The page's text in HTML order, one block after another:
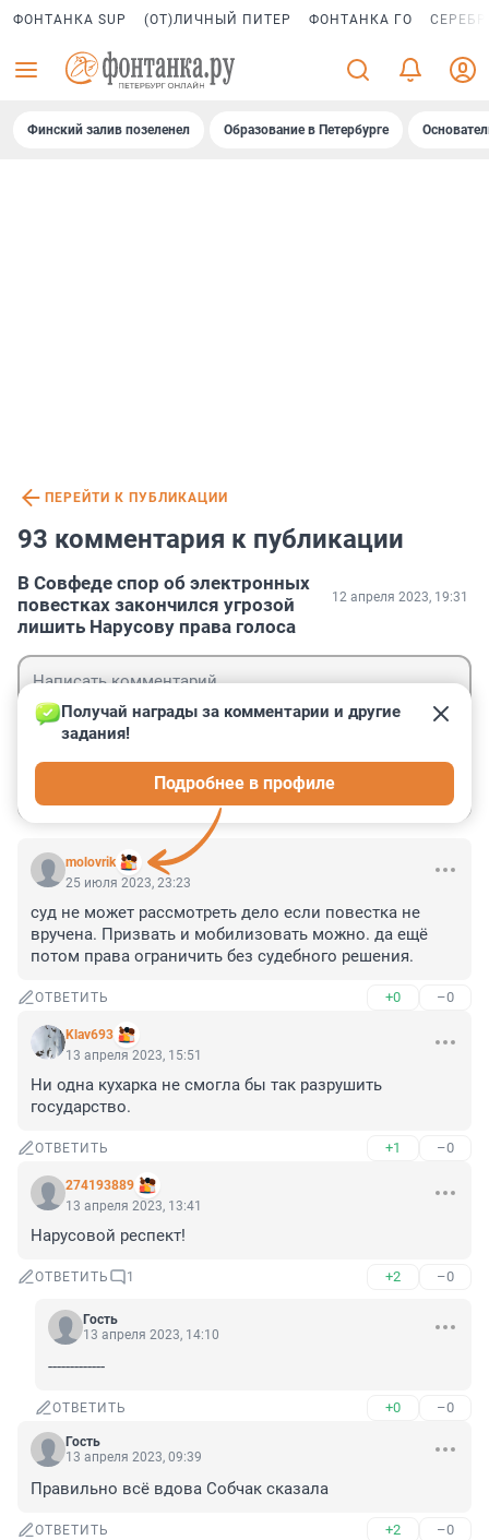
ФОНТАНКА SUP (ОТ)ЛИЧНЫЙ ПИТЕР ФОНТАНКА ГО
Финский залив позеленел Образование в Петербурге
ПЕРЕЙТИ К ПУБЛИКАЦИИ
93 комментария к публикации
В Совфеде спор об электронных
повестках закончился угрозой
лишить Нарусову права голоса
12 апреля 2023, 19:31
molovrik
Получай награды за комментарии и другие
задания!
Подробнее в профиле
25 июля 2023, 23:23
суд не может рассмотреть дело если повестка не
вручена. Призвать и мобилизовать можно. да ещё
потом права ограничить без судебного решения.
ОТВЕТИТЬ +0 –0
Klav693
13 апреля 2023, 15:51
Ни одна кухарка не смогла бы так разрушить
государство.
ОТВЕТИТЬ +1 –0
274193889
13 апреля 2023, 13:41
Нарусовой респект!
ОТВЕТИТЬ 1 +2 –0
Гость
13 апреля 2023, 14:10
-------------
ОТВЕТИТЬ +0 –0
Гость
13 апреля 2023, 09:39
Правильно всё вдова Собчак сказала
ОТВЕТИТЬ +2 –0